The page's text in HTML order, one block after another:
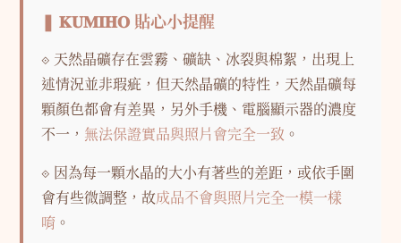
❚ 𝐊𝐔𝐌𝐈𝐇𝐎 貼心小提醒
⟐ 天然晶礦存在雲霧、礦缺、冰裂與棉絮，出現上
述情況並非瑕疵，但天然晶礦的特性，天然晶礦每
顆顏色都會有差異，另外手機、電腦顯示器的濃度
不一， 無法保證實品與照片會完全一致 。
⟐ 因為每一顆水晶的大小有著些的差距，或依手圍
會有些微調整，故成品不會與照片完全一模一樣
唷 。